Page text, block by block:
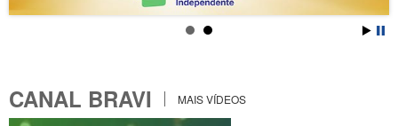
CANAL BRAVI MAIS VÍDEOS